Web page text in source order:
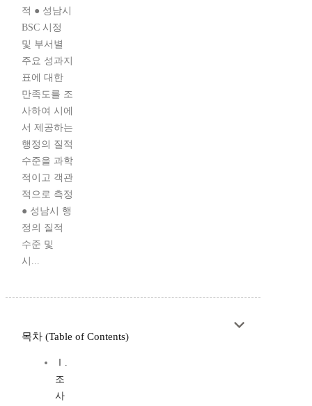
적 ● 성남시
BSC 시정
및 부서별
주요 성과지
표에 대한
만족도를 조
사하여 시에
서 제공하는
행정의 질적
수준을 과학
적이고 객관
적으로 측정
● 성남시 행
정의 질적
수준 및
시...
목차 (Table of Contents)
Ⅰ.
조
사